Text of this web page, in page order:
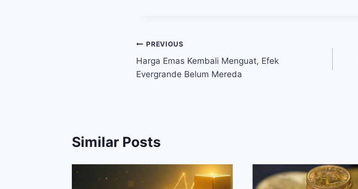
Post
navigation
PREVIOUS
Harga Emas Kembali Menguat, Efek
Evergrande Belum Mereda
Similar Posts